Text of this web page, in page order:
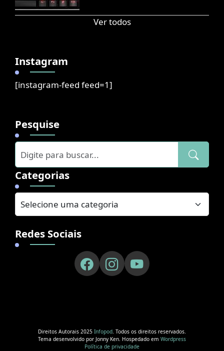
Ver todos
Instagram
[instagram-feed feed=1]
Pesquise
Categorias
Redes Sociais
Direitos Autorais 2025 Infopod. Todos os direitos reservados.
Tema desenvolvido por Jonny Ken. Hospedado em Wordpress
Política de privacidade